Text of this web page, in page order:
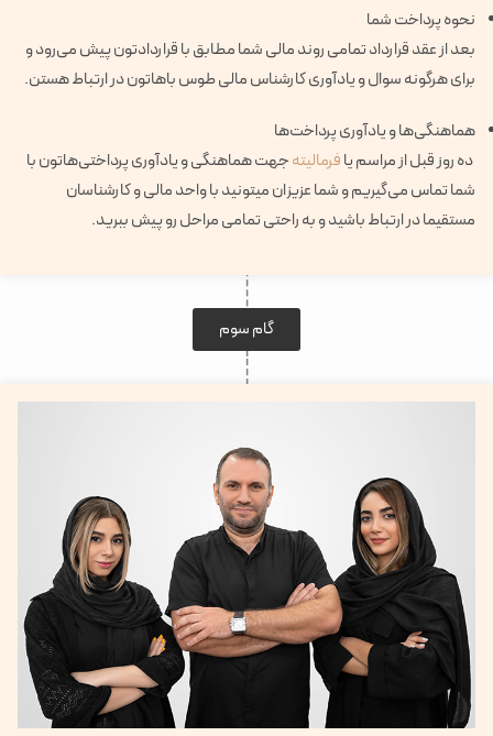
نحوه پرداخت شما
بعد از عقد قرارداد تمامی روند مالی شما مطابق با قراردادتون پیش می‌رود و
برای هرگونه سوال و یادآوری کارشناس مالی طوس باهاتون در ارتباط هستن.
هماهنگی‌ها و یادآوری پرداخت‌ها
ده روز قبل از مراسم یافرمالیتهجهت هماهنگی و یادآوری پرداختی‌هاتون با
شما تماس می‌گیریم و شما عزیزان میتونید با واحد مالی و کارشناسان
مستقیما در ارتباط باشید و به راحتی تمامی مراحل رو پیش ببرید.
گام سوم